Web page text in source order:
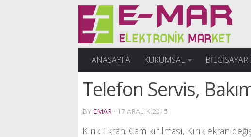
ANASAYFA KURUMSAL BİLGİSAYAR
Telefon Servis,
BY EMAR · 17 ARALIK 2015
Kırık Ekran. Cam kırılması, Kırık ekran